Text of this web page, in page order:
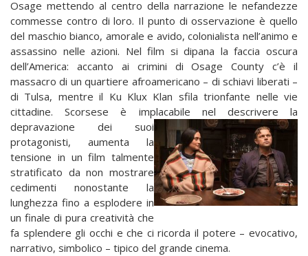
Osage mettendo al centro della narrazione le nefandezze
commesse contro di loro. Il punto di osservazione è quello
del maschio bianco, amorale e avido, colonialista nell’animo e
assassino nelle azioni. Nel film si dipana la faccia oscura
dell’America: accanto ai crimini di Osage County c’è il
massacro di un quartiere afroamericano – di schiavi liberati –
di Tulsa, mentre il Ku Klux Klan sfila trionfante nelle vie
cittadine. Scorsese è implacabile nel descrivere la
depravazione dei suoi
protagonisti, aumenta la
tensione in un film talmente
stratificato da non mostrare
cedimenti nonostante la
lunghezza fino a esplodere in
un finale di pura creatività che
fa splendere gli occhi e che ci ricorda il potere – evocativo,
narrativo, simbolico – tipico del grande cinema.